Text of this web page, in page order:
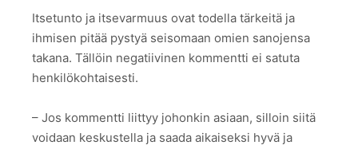
Itsetunto ja itsevarmuus ovat todella tärkeitä ja
ihmisen pitää pystyä seisomaan omien sanojensa
takana. Tällöin negatiivinen kommentti ei satuta
henkilökohtaisesti.
– Jos kommentti liittyy johonkin asiaan, silloin siitä
voidaan keskustella ja saada aikaiseksi hyvä ja